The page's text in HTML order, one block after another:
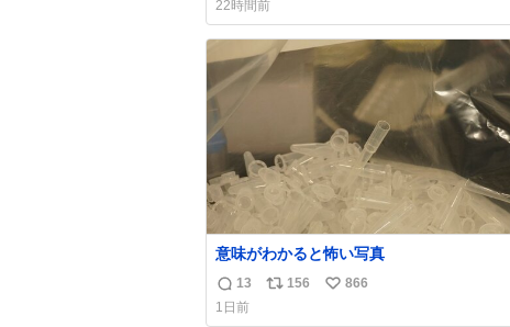
信
数
ポ
ス
ト
数
ね
数
22時間前
意味がわかると怖い写真
返
信
13
リ
156
い
866
1日前